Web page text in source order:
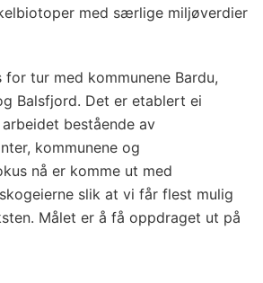
med særlige miljøverdier
tur med kommunene Bardu,
Balsfjord. Det er etablert ei
bestående av
kommunene og
nå er komme ut med
slik at vi får flest mulig
Målet er å få oppdraget ut på